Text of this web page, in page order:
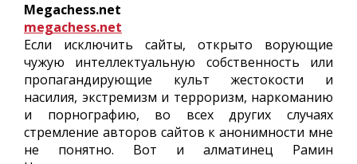
Megachess.net
megachess.net
Если исключить сайты, открыто ворующие
чужую интеллектуальную собственность или
пропагандирующие культ жестокости и
насилия, экстремизм и терроризм, наркоманию
и порнографию, во всех других случаях
стремление авторов сайтов к анонимности мне
не понятно. Вот и алматинец Рамин